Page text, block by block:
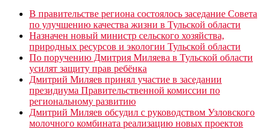
В правительстве региона состоялось заседание Совета
по улучшению качества жизни в Тульской области
Назначен новый министр сельского хозяйства,
природных ресурсов и экологии Тульской области
По поручению Дмитрия Миляева в Тульской области
усилят защиту прав ребёнка
Дмитрий Миляев принял участие в заседании
президиума Правительственной комиссии по
региональному развитию
Дмитрий Миляев обсудил с руководством Узловского
молочного комбината реализацию новых проектов